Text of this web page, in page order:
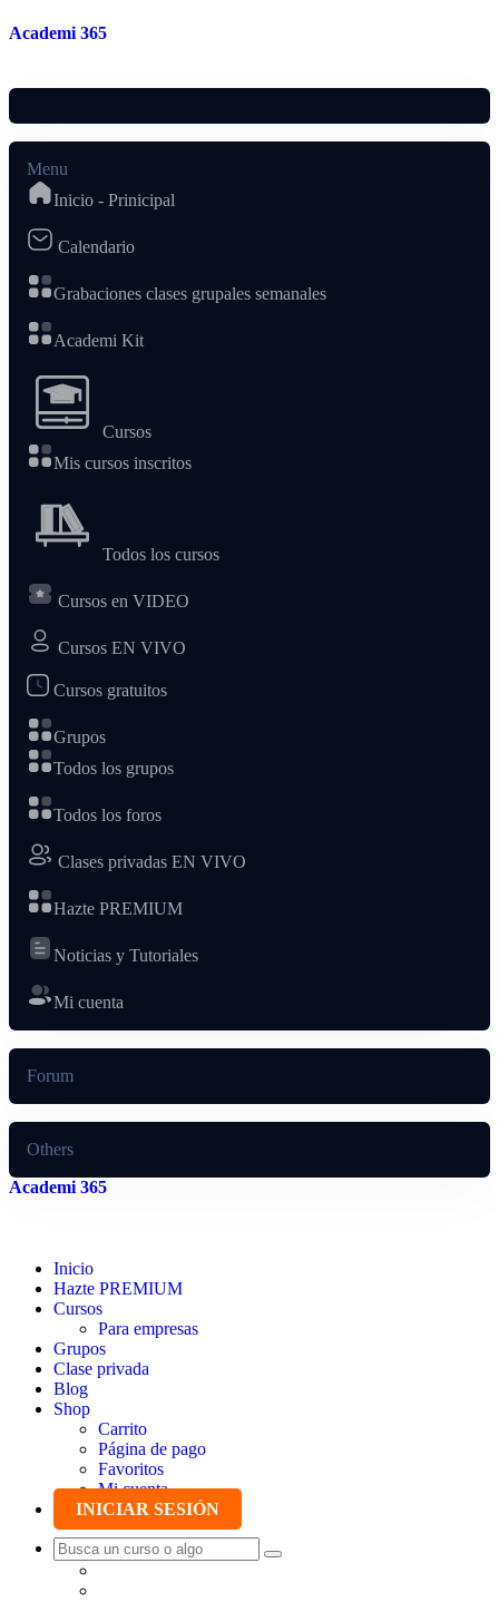
Skip to content
Academi 365
Menu
Inicio - Prinicipal
Calendario
Grabaciones clases grupales semanales
Academi Kit
Cursos
Mis cursos inscritos
Todos los cursos
Cursos en VIDEO
Cursos EN VIVO
Cursos gratuitos
Grupos
Todos los grupos
Todos los foros
Clases privadas EN VIVO
Hazte PREMIUM
Noticias y Tutoriales
Mi cuenta
Forum
Others
Academi 365
Inicio
Hazte PREMIUM
Cursos
Para empresas
Grupos
Clase privada
Blog
Shop
Carrito
Página de pago
Favoritos
Mi cuenta
INICIAR SESIÓN